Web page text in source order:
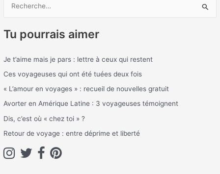
e
r
c
h
Tu pourrais aimer
Je t’aime mais je pars : lettre à ceux qui restent
Ces voyageuses qui ont été tuées deux fois
« L’amour en voyages » : recueil de nouvelles gratuit
Avorter en Amérique Latine : 3 voyageuses témoignent
Dis, c’est où « chez toi » ?
Retour de voyage : entre déprime et liberté